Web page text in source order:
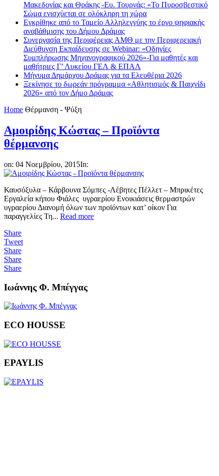
Μακεδονίας και Θράκης -Ευ. Τουρνάς: «Το Πυροσβεστικό
Σώμα ενισχύεται σε ολόκληρη τη χώρα
Εγκρίθηκε από το Ταμείο Αλληλεγγύης το έργο ψηφιακής
αναβάθμισης του Δήμου Δράμας
Συνεργασία της Περιφέρειας ΑΜΘ με την Περιφερειακή
Διεύθυνση Εκπαίδευσης σε Webinar: «Οδηγίες
Συμπλήρωσης Μηχανογραφικού 2026»-Για μαθητές και
μαθήτριες Γ’ Λυκείου ΓΕΛ & ΕΠΑΛ
Μήνυμα Δημάρχου Δράμας για τα Ελευθέρια 2026
Ξεκίνησε το δωρεάν πρόγραμμα «Αθλητισμός & Παιχνίδι
2026» από τον Δήμο Δράμας
Home Θέρμανση - Ψύξη
Αμοιρίδης Κώστας – Προϊόντα
θέρμανσης
on: 04 Νοεμβρίου, 2015In:
Καυσόξυλα – Κάρβουνα Σόμπες -Λέβητες Πέλλετ – Μπρικέτες
Εργαλεία κήπου Φιάλες υγραερίου Ενοικιάσεις θερμαστρών
υγραερίου Διανομή όλων των προϊόντων κατ’ οίκον Για
παραγγελίες Τη... Read more
Share
Tweet
Share
Share
Share
Ιωάννης Φ. Μπέγγας
ECO HOUSSE
EPAYLIS